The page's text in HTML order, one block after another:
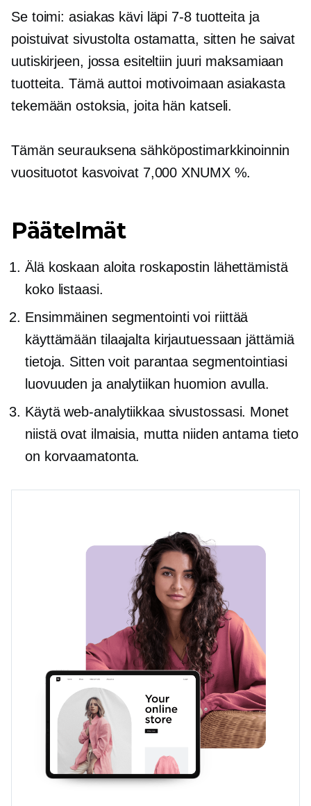
Se toimi: asiakas kävi läpi 7-8tuotteita ja
poistuivat sivustolta ostamatta, sitten he saivat
uutiskirjeen, jossa esiteltiin juuri maksamiaan
tuotteita. Tämä auttoi motivoimaan asiakasta
tekemään ostoksia, joita hän katseli.
Tämän seurauksena sähköpostimarkkinoinnin
vuosituotot kasvoivat 7,000 XNUMX %.
Päätelmät
Älä koskaan aloita roskapostin lähettämistä
koko listaasi.
Ensimmäinen segmentointi voi riittää
käyttämään tilaajalta kirjautuessaan jättämiä
tietoja. Sitten voit parantaa segmentointiasi
luovuuden ja analytiikan huomion avulla.
Käytä web-analytiikkaa sivustossasi. Monet
niistä ovat ilmaisia, mutta niiden antama tieto
on korvaamatonta.